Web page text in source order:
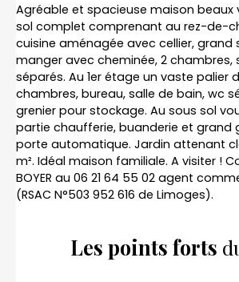
Agréable et spacieuse maison beaux
sol complet comprenant au rez-de-
cuisine aménagée avec cellier, grand
manger avec cheminée, 2 chambres,
séparés. Au 1er étage un vaste palier
chambres, bureau, salle de bain, wc
grenier pour stockage. Au sous sol
partie chaufferie, buanderie et grand
porte automatique. Jardin attenant
m². Idéal maison familiale. A visiter !
BOYER au 06 21 64 55 02 agent
(RSAC N°503 952 616 de Limoges).
Les points forts